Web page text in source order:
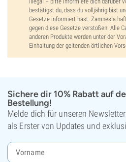
bestätigst du, dass du volljährig bist
Gesetze informiert hast. Zamnesia
gegen diese Gesetze verstoßen. Alle
anderen Produkte werden unter der
Einhaltung der geltenden örtlichen
Sichere dir 10% Rabatt auf
Bestellung!
Melde dich für unseren
als Erster von Updates und